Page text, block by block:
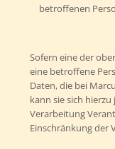
betroffenen
Sofern eine der
eine betroffene
Daten, die bei
kann sie sich
Verarbeitung
Einschränkung der